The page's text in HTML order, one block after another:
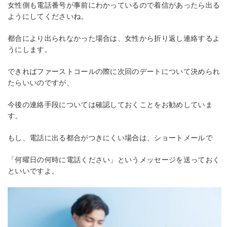
女性側も電話番号が事前にわかっているので着信があったら出る
ようにしてくださいね。
都合により出られなかった場合は、女性から折り返し連絡するよ
うにします。
できればファーストコールの際に次回のデートについて決められ
たらいいのですが、
今後の連絡手段については確認しておくことをお勧めしていま
す。
もし、電話に出る都合がつきにくい場合は、ショートメールで
「何曜日の何時に電話ください」というメッセージを送っておく
といいですよ。